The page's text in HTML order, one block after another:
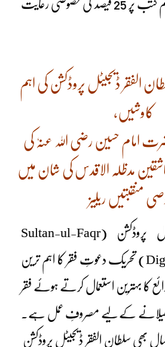
موقع پر اگست میں تمام کتب پر 25 فیصد کی خصوصی رعایت
الفقر ڈیجیٹل پروڈکشن کی اہم
کاوشیں،
امام حسین رضی اللہ عنہٗ کی
مدظلہ الاقدس کی شان میں
منقبتیں ریلیز
سلطان الفقر ڈیجیٹل پروڈکشن (Sultan-ul-Faqr
Digital Productions) تحریک دعوتِ فقر کا اہم ترین
کا بہترین استعمال کرتے ہوئے فقر
پھیلانے کے لیے مصروفِ عمل ہے۔
بھی سلطان الفقر ڈیجیٹل پروڈکشن